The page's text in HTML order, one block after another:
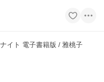
イト 電子書籍版 / 雅桃子